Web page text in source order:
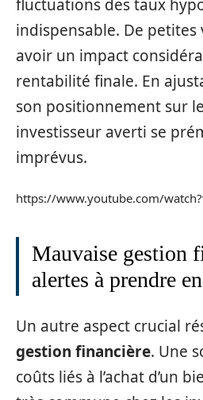
fluctuations des taux
indispensable. De
avoir un impact
rentabilité finale. En
son positionnement sur
investisseur averti se
imprévus.
https://www.youtube.com/
Mauvaise gestion
alertes à prendre
Un autre aspect crucial
gestion financière. Une
coûts liés à l’achat d’un